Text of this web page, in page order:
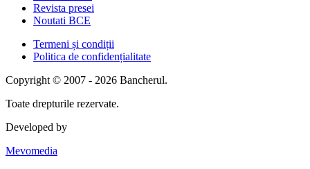
Revista presei
Noutati BCE
Termeni și condiții
Politica de confidențialitate
Copyright © 2007 - 2026 Bancherul.
Toate drepturile rezervate.
Developed by
Mevomedia